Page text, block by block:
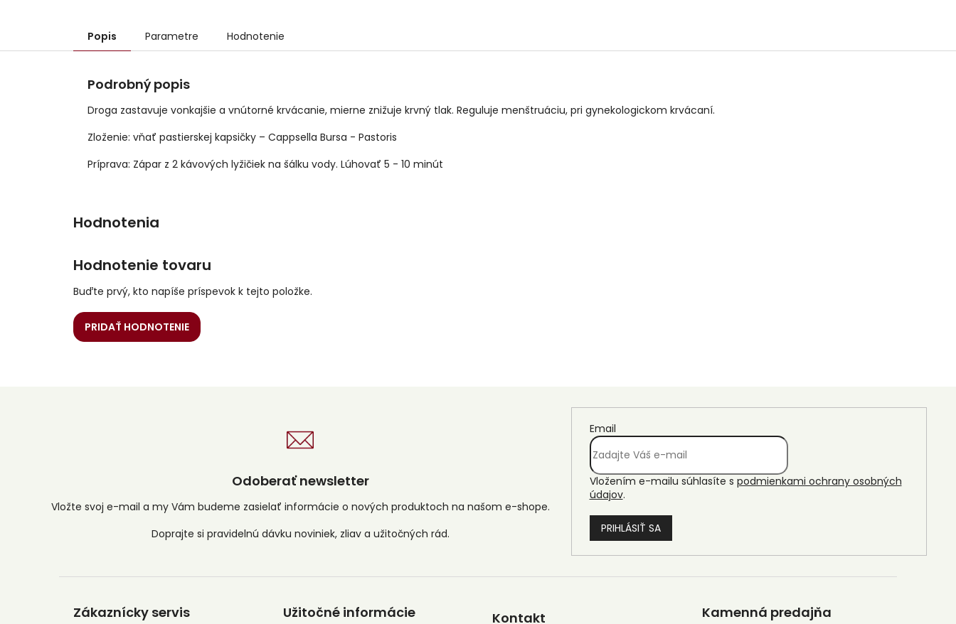
Popis Parametre Hodnotenie
Podrobný popis
Droga zastavuje vonkajšie a vnútorné krvácanie, mierne znižuje krvný tlak. Reguluje menštruáciu, pri gynekologickom krvácaní.
Zloženie: vňať pastierskej kapsičky – Cappsella Bursa - Pastoris
Príprava: Zápar z 2 kávových lyžičiek na šálku vody. Lúhovať 5 - 10 minút
Hodnotenie tovaru
Buďte prvý, kto napíše príspevok k tejto položke.
PRIDAŤ HODNOTENIE
Odoberať newsletter
Vložte svoj e-mail a my Vám budeme zasielať informácie o nových produktoch na našom e-shope.
Email
Vložením e-mailu súhlasíte s podmienkami ochrany osobných
údajov.
PRIHLÁSIŤ SA
Zákaznícky servis Užitočné informácie Kontakt Kamenná predajňa